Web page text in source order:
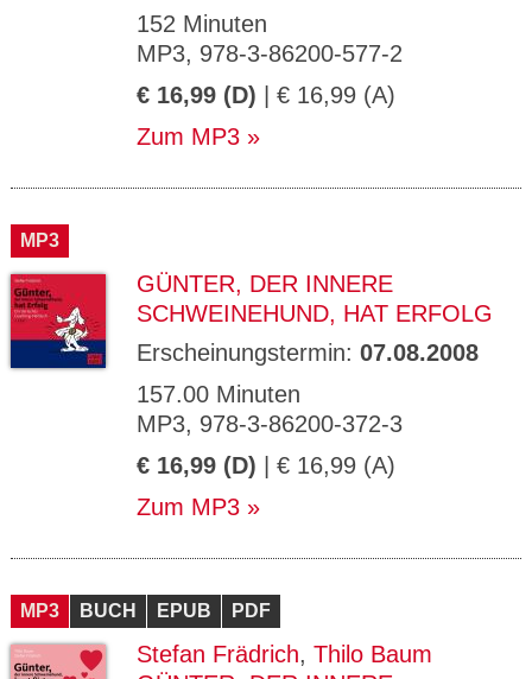
152 Minuten
MP3, 978-3-86200-577-2
€ 16,99 (D) | € 16,99 (A)
Zum MP3
MP3
GÜNTER, DER INNERE
SCHWEINEHUND, HAT ERFOLG
Erscheinungstermin: 07.08.2008
157.00 Minuten
MP3, 978-3-86200-372-3
€ 16,99 (D) | € 16,99 (A)
Zum MP3
MP3 BUCH EPUB PDF
Stefan Frädrich, Thilo Baum